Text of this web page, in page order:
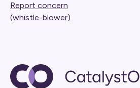
Report concern
(whistle-blower)